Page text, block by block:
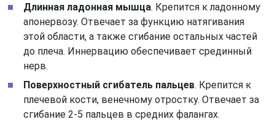
Длинная ладонная мышца. Крепится к ладонному
апонервозу. Отвечает за функцию натягивания
этой области, а также сгибание остальных частей
до плеча. Иннервацию обеспечивает срединный
нерв.
Поверхностный сгибатель пальцев. Крепится к
плечевой кости, венечному отростку. Отвечает за
сгибание 2-5 пальцев в средних фалангах.